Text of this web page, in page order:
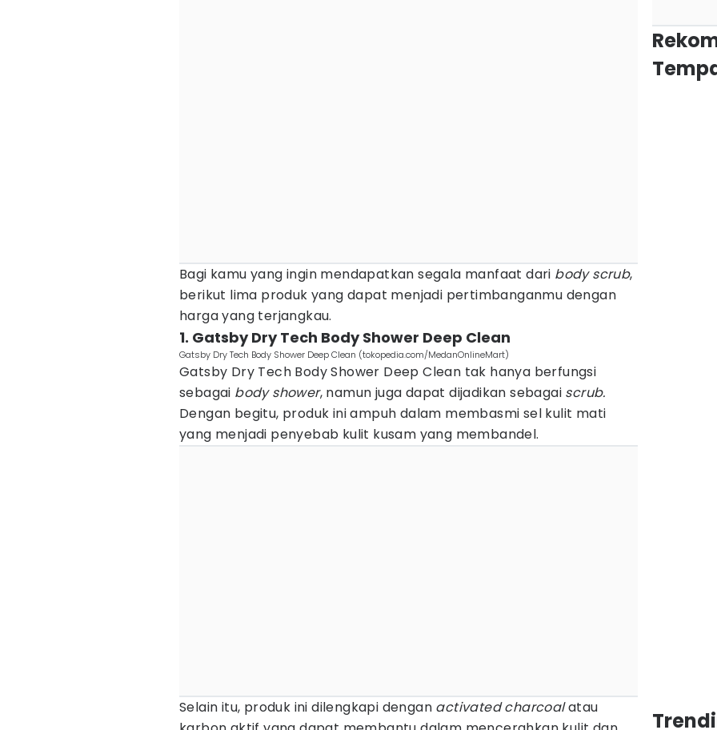
Bagi kamu yang ingin mendapatkan segala manfaat dari body scrub,
berikut lima produk yang dapat menjadi pertimbanganmu dengan
harga yang terjangkau.
1. Gatsby Dry Tech Body Shower Deep Clean
Gatsby Dry Tech Body Shower Deep Clean (tokopedia.com/MedanOnlineMart)
Gatsby Dry Tech Body Shower Deep Clean tak hanya berfungsi
sebagai body shower, namun juga dapat dijadikan sebagai scrub.
Dengan begitu, produk ini ampuh dalam membasmi sel kulit mati
yang menjadi penyebab kulit kusam yang membandel.
Selain itu, produk ini dilengkapi dengan activated charcoalatau